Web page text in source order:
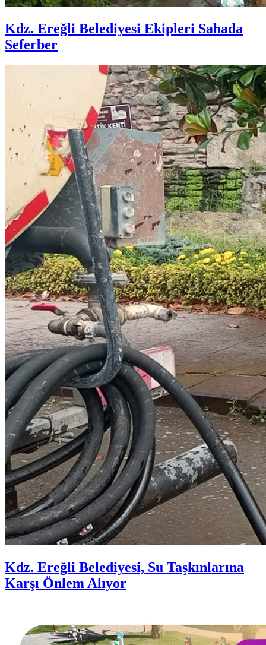
Kdz. Ereğli Belediyesi Ekipleri Sahada
Seferber
Kdz. Ereğli Belediyesi, Su Taşkınlarına
Karşı Önlem Alıyor